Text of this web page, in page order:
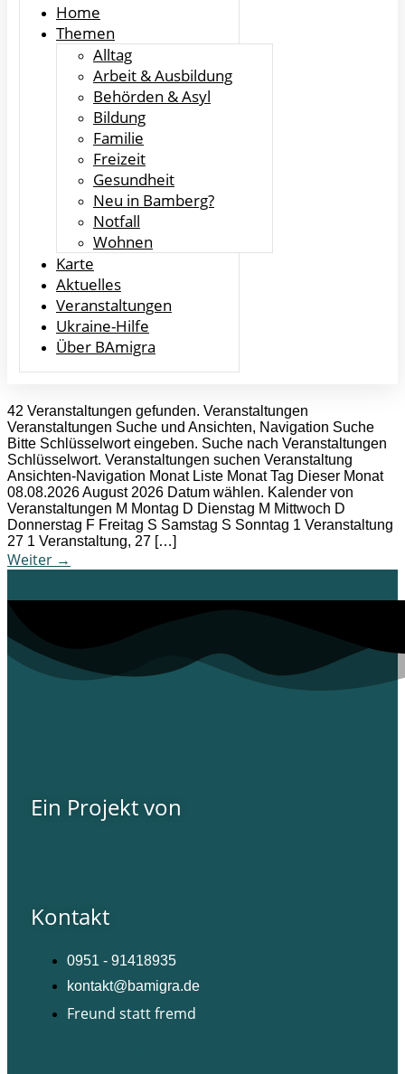
Home
Themen
Alltag
Arbeit & Ausbildung
Behörden & Asyl
Bildung
Familie
Freizeit
Gesundheit
Neu in Bamberg?
Notfall
Wohnen
Karte
Aktuelles
Veranstaltungen
Ukraine-Hilfe
Über BAmigra
42 Veranstaltungen gefunden. Veranstaltungen
Veranstaltungen Suche und Ansichten, Navigation Suche
Bitte Schlüsselwort eingeben. Suche nach Veranstaltungen
Schlüsselwort. Veranstaltungen suchen Veranstaltung
Ansichten-Navigation Monat Liste Monat Tag Dieser Monat
08.08.2026 August 2026 Datum wählen. Kalender von
Veranstaltungen M Montag D Dienstag M Mittwoch D
Donnerstag F Freitag S Samstag S Sonntag 1 Veranstaltung
27 1 Veranstaltung, 27 […]
Weiter →
Ein Projekt von
Kontakt
0951 - 91418935
kontakt@bamigra.de
Freund statt fremd